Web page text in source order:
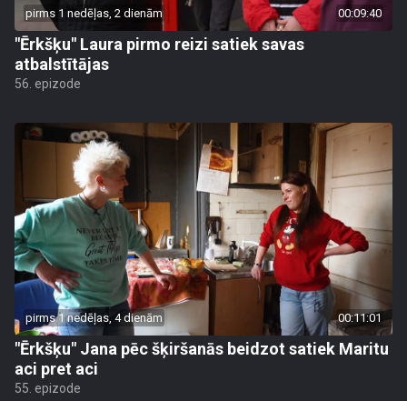
pirms 1 nedēļas, 2 dienām 00:09:40
"Ērkšķu" Laura pirmo reizi satiek savas
atbalstītājas
56. epizode
pirms 1 nedēļas, 4 dienām 00:11:01
"Ērkšķu" Jana pēc šķiršanās beidzot satiek Maritu
aci pret aci
55. epizode